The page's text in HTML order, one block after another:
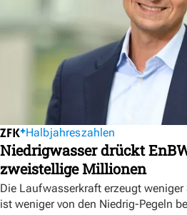
Halbjahreszahlen
Niedrigwasser drückt
zweistellige Millionen
Die Laufwasserkraft erzeugt
ist weniger von den Niedrig-Pegeln